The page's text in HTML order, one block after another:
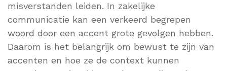
misverstanden leiden. In zakelijke
communicatie kan een verkeerd begrepen
woord door een accent grote gevolgen hebben.
Daarom is het belangrijk om bewust te zijn van
accenten en hoe ze de context kunnen